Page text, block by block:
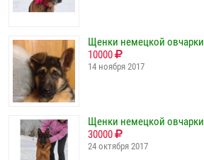
Щенки немецкой овчарки
10000
14 ноября 2017
Щенки немецкой овчарки
30000
24 октября 2017